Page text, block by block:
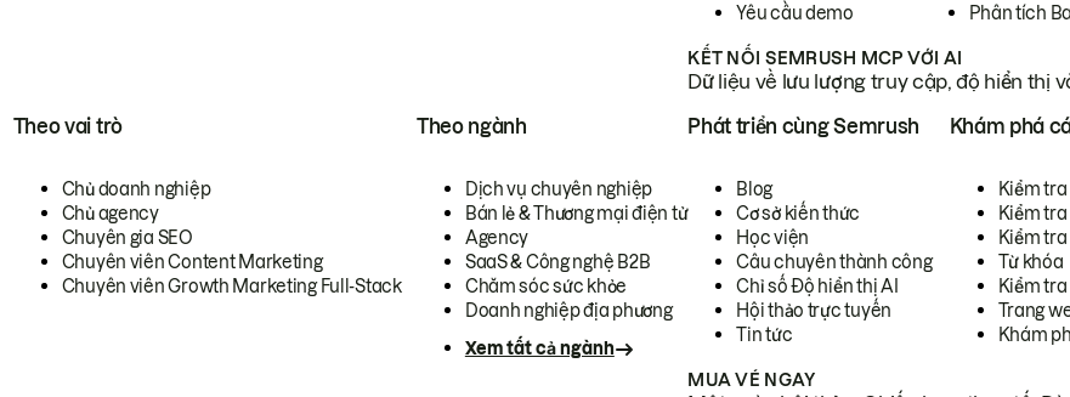
Yêu cầu demo
Phân tích
KẾT NỐI SEMRUSH MCP VỚI AI
Dữ liệu về lưu lượng truy cập, độ hiển thị
Theo vai trò
Chủ doanh nghiệp
Chủ agency
Chuyên gia SEO
Chuyên viên Content Marketing
Chuyên viên Growth Marketing Full-Stack
Theo ngành
Dịch vụ chuyên nghiệp
Bán lẻ & Thương mại điện tử
Agency
SaaS & Công nghệ B2B
Chăm sóc sức khỏe
Doanh nghiệp địa phương
Xem tất cả ngành
Phát triển cùng Semrush
Blog
Cơ sở kiến thức
Học viện
Câu chuyên thành công
Chỉ số Độ hiển thị AI
Hội thảo trực tuyến
Tin tức
Khám phá
Kiểm
Kiểm tra
Kiểm
Từ khóa
Kiểm
Trang
Khám
MUA VÉ NGAY